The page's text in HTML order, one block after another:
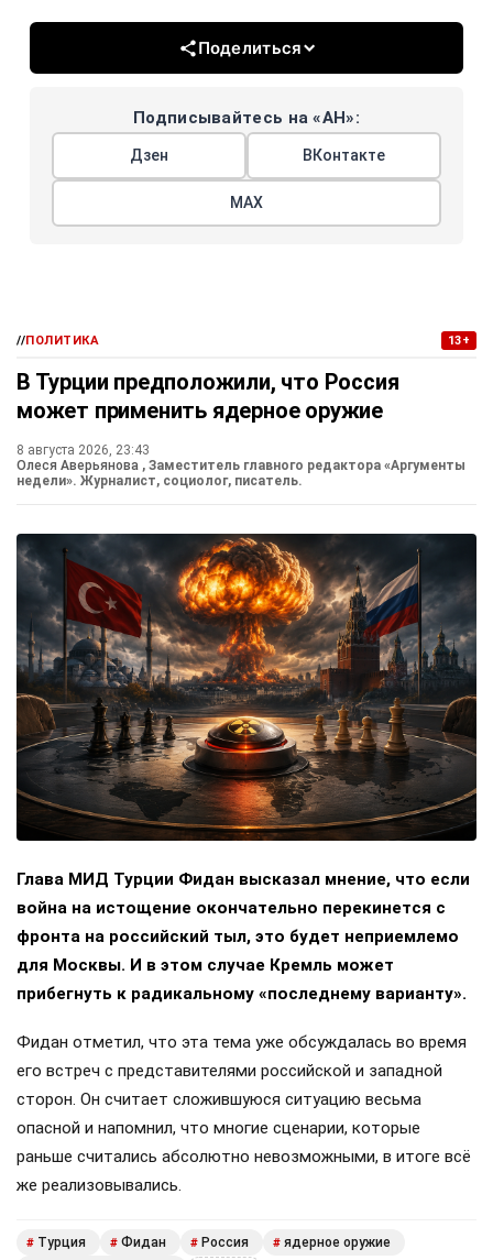
Поделиться
Подписывайтесь на «АН»:
Дзен ВКонтакте
МАХ
//ПОЛИТИКА 13+
В Турции предположили, что Россия
может применить ядерное оружие
8 августа 2026, 23:43
Олеся Аверьянова , Заместитель главного редактора «Аргументы
недели». Журналист, социолог, писатель.
Глава МИД Турции Фидан высказал мнение, что если
война на истощение окончательно перекинется с
фронта на российский тыл, это будет неприемлемо
для Москвы. И в этом случае Кремль может
прибегнуть к радикальному «последнему варианту».
Фидан отметил, что эта тема уже обсуждалась во время
его встреч с представителями российской и западной
сторон. Он считает сложившуюся ситуацию весьма
опасной и напомнил, что многие сценарии, которые
раньше считались абсолютно невозможными, в итоге всё
же реализовывались.
# Турция # Фидан # Россия # ядерное оружие